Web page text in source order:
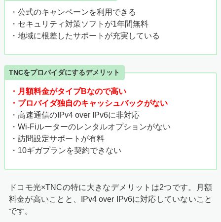
・公式のキャンペーンを利用できる
・セキュリティ対策ソフトが1年間無料
・地域に根差したサポートが充実している
TNCをプロバイダにするデメリット
・月額料金がタイプBなので高い
・プロバイダ独自のキャッシュバックがない
・高速通信のIPv4 over IPv6に非対応
・Wi-Fiルーターのレンタルオプションがない
・訪問設定サポートが有料
・10ギガプランを契約できない
ドコモ光×TNCの特に大きなデメリットは2つです。月額
料金が高いことと、IPv4 over IPv6に対応していないこと
です。